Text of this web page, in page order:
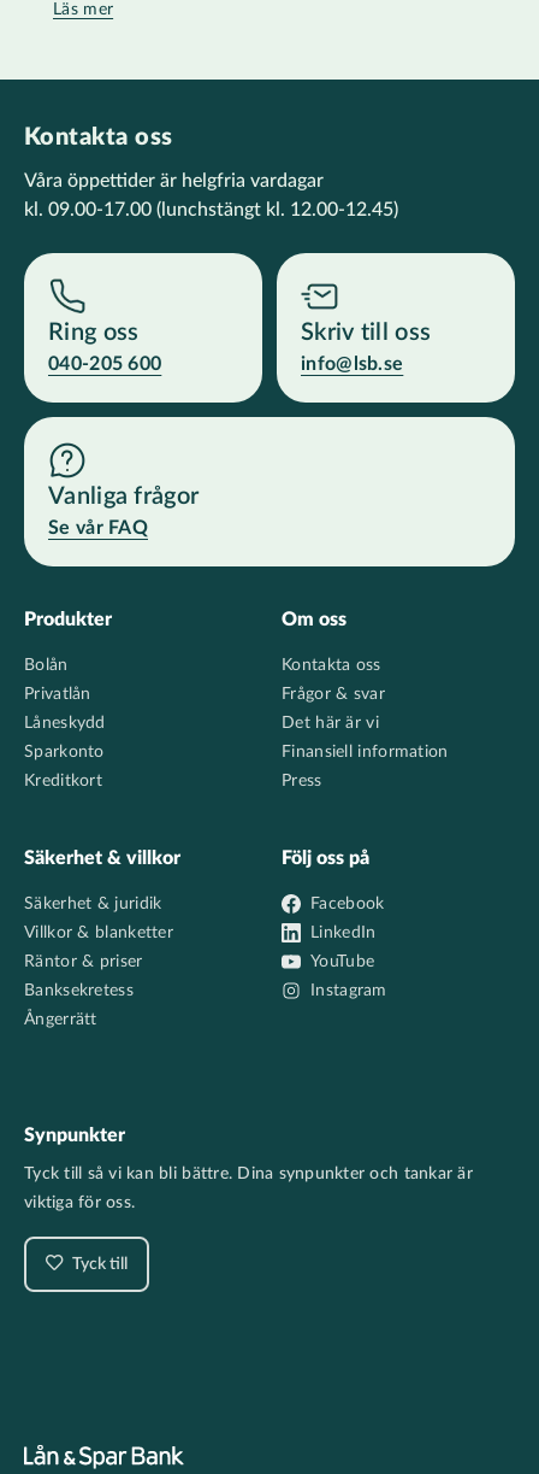
Läs mer
Kontakta oss
Våra öppettider är helgfria vardagar
kl. 09.00-17.00 (lunchstängt kl. 12.00-12.45)
Ring oss
040-205 600
Skriv till oss
info@lsb.se
Vanliga frågor
Se vår FAQ
Footer
Produkter
Bolån
Privatlån
Låneskydd
Sparkonto
Kreditkort
Om oss
Kontakta oss
Frågor & svar
Det här är vi
Finansiell information
Press
Säkerhet & villkor
Säkerhet & juridik
Villkor & blanketter
Räntor & priser
Banksekretess
Ångerrätt
Följ oss på
Facebook
LinkedIn
YouTube
Instagram
Synpunkter
Tyck till så vi kan bli bättre. Dina synpunkter och tankar är
viktiga för oss.
Tyck till